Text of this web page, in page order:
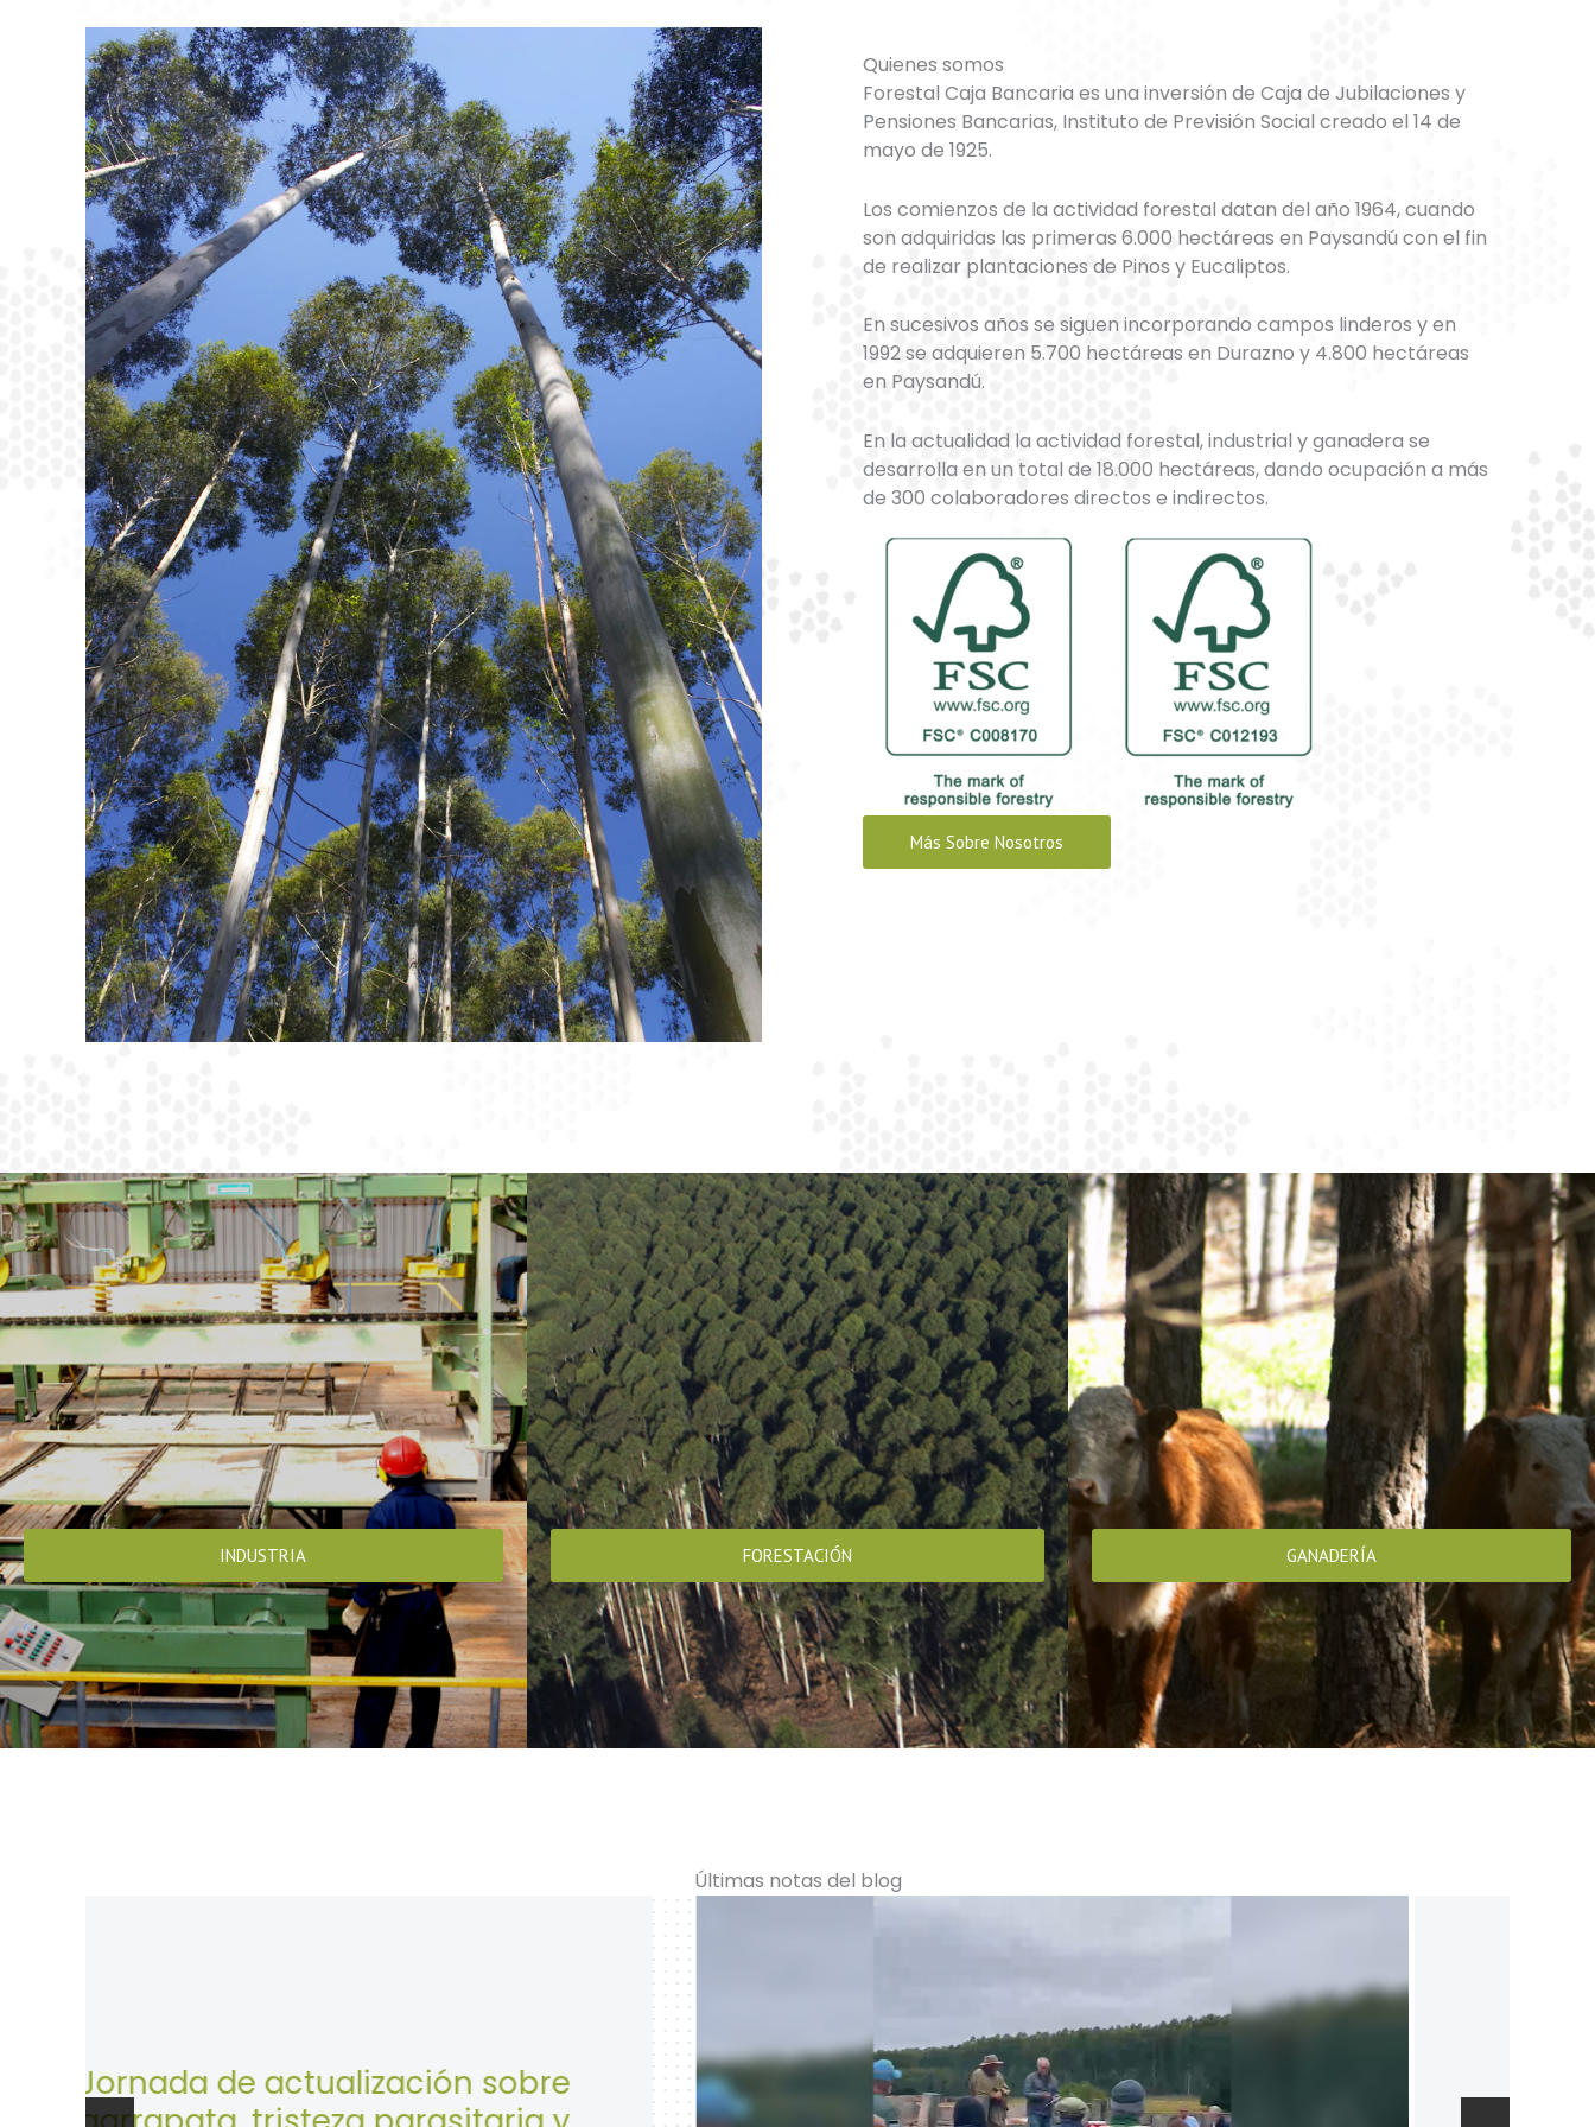
Quienes somos
Forestal Caja Bancaria es una inversión de Caja de Jubilaciones y
Pensiones Bancarias, Instituto de Previsión Social creado el 14 de
mayo de 1925.
Los comienzos de la actividad forestal datan del año 1964, cuando
son adquiridas las primeras 6.000 hectáreas en Paysandú con el fin
de realizar plantaciones de Pinos y Eucaliptos.
En sucesivos años se siguen incorporando campos linderos y en
1992 se adquieren 5.700 hectáreas en Durazno y 4.800 hectáreas
en Paysandú.
En la actualidad la actividad forestal, industrial y ganadera se
desarrolla en un total de 18.000 hectáreas, dando ocupación a más
de 300 colaboradores directos e indirectos.
Más Sobre Nosotros
INDUSTRIA FORESTACIÓN GANADERÍA
Últimas notas del blog
28 de Abril: Día Mundial de la